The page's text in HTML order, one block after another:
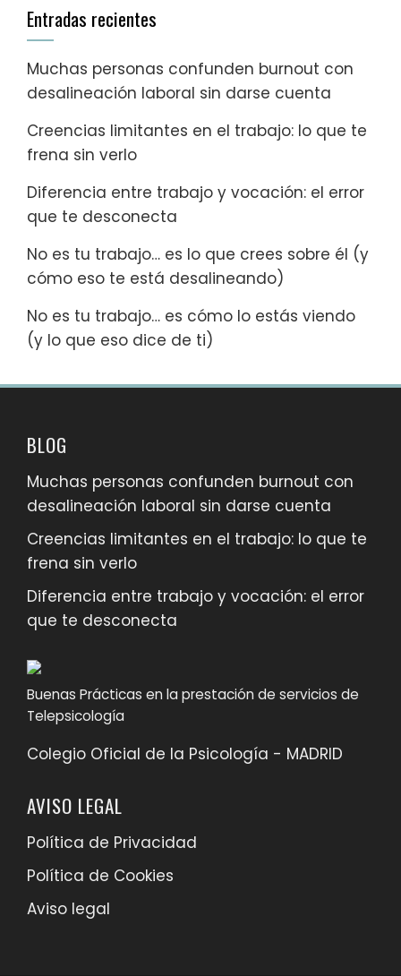
Entradas recientes
Muchas personas confunden burnout con
desalineación laboral sin darse cuenta
Creencias limitantes en el trabajo: lo que te
frena sin verlo
Diferencia entre trabajo y vocación: el error
que te desconecta
No es tu trabajo… es lo que crees sobre él (y
cómo eso te está desalineando)
No es tu trabajo… es cómo lo estás viendo
(y lo que eso dice de ti)
BLOG
Muchas personas confunden burnout con
desalineación laboral sin darse cuenta
Creencias limitantes en el trabajo: lo que te
frena sin verlo
Diferencia entre trabajo y vocación: el error
que te desconecta
Buenas Prácticas en la prestación de servicios de
Telepsicología
Colegio Oficial de la Psicología - MADRID
AVISO LEGAL
Política de Privacidad
Política de Cookies
Aviso legal